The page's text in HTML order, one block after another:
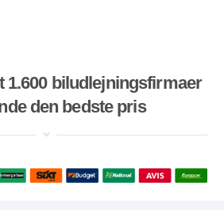
1.600 biludlejningsfirmaer
den bedste pris